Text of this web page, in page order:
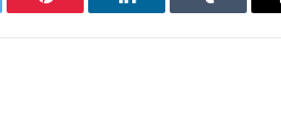
Pinterest LinkedIn Tumblr